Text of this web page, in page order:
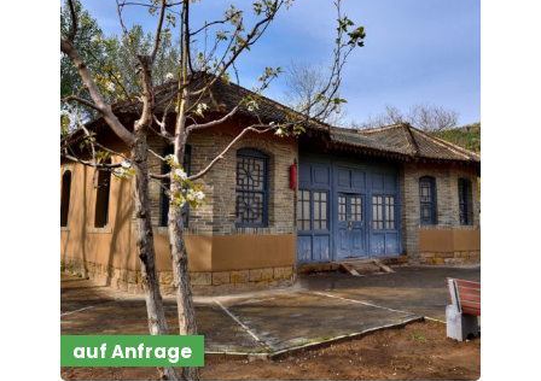
auf Anfrage